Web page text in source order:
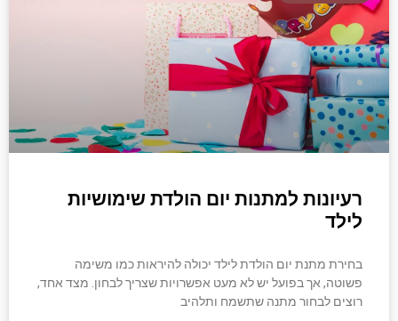
רעיונות למתנות יום הולדת שימושיות
לילד
בחירת מתנת יום הולדת לילד יכולה להיראות כמו משימה
פשוטה, אך בפועל יש לא מעט אפשרויות שצריך לבחון. מצד אחד,
רוצים לבחור מתנה שתשמח ותלהיב